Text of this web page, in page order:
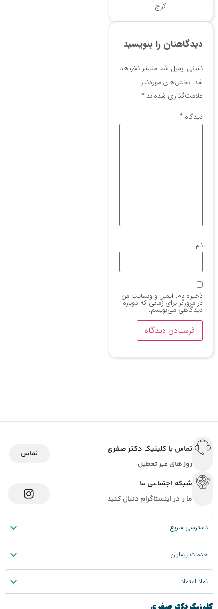
کرج
دیدگاهتان را بنویسید
نشانی ایمیل شما منتشر نخواهد
شد. بخش‌های موردنیاز
علامت‌گذاری شده‌اند *
دیدگاه *
نام
ذخیره نام، ایمیل و وبسایت من
در مرورگر برای زمانی که دوباره
دیدگاهی می‌نویسم.
تماس با کلینیک دکتر صفری
روز های غیر تعطیل
تماس
شبکه اجتماعی ما
ما را در اینستاگرام دنبال کنید
دسترسی سریع
خدمات بیماران
نماد اعتماد